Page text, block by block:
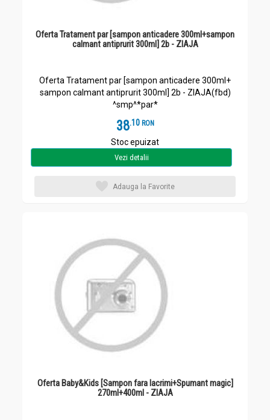
Oferta Tratament par [sampon anticadere 300ml+sampon
calmant antiprurit 300ml] 2b - ZIAJA
Oferta Tratament par [sampon anticadere 300ml+
sampon calmant antiprurit 300ml] 2b - ZIAJA(fbd)
^smp^*par*
38.1 RON
Stoc epuizat
Vezi detalii
Adauga la Favorite
Oferta Baby&Kids [Sampon fara lacrimi+Spumant magic]
270ml+400ml - ZIAJA